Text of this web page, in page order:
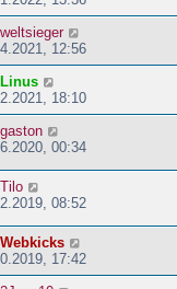
weltsieger
12:56
Linus
18:10
gaston
00:34
Tilo
08:52
Webkicks
17:42